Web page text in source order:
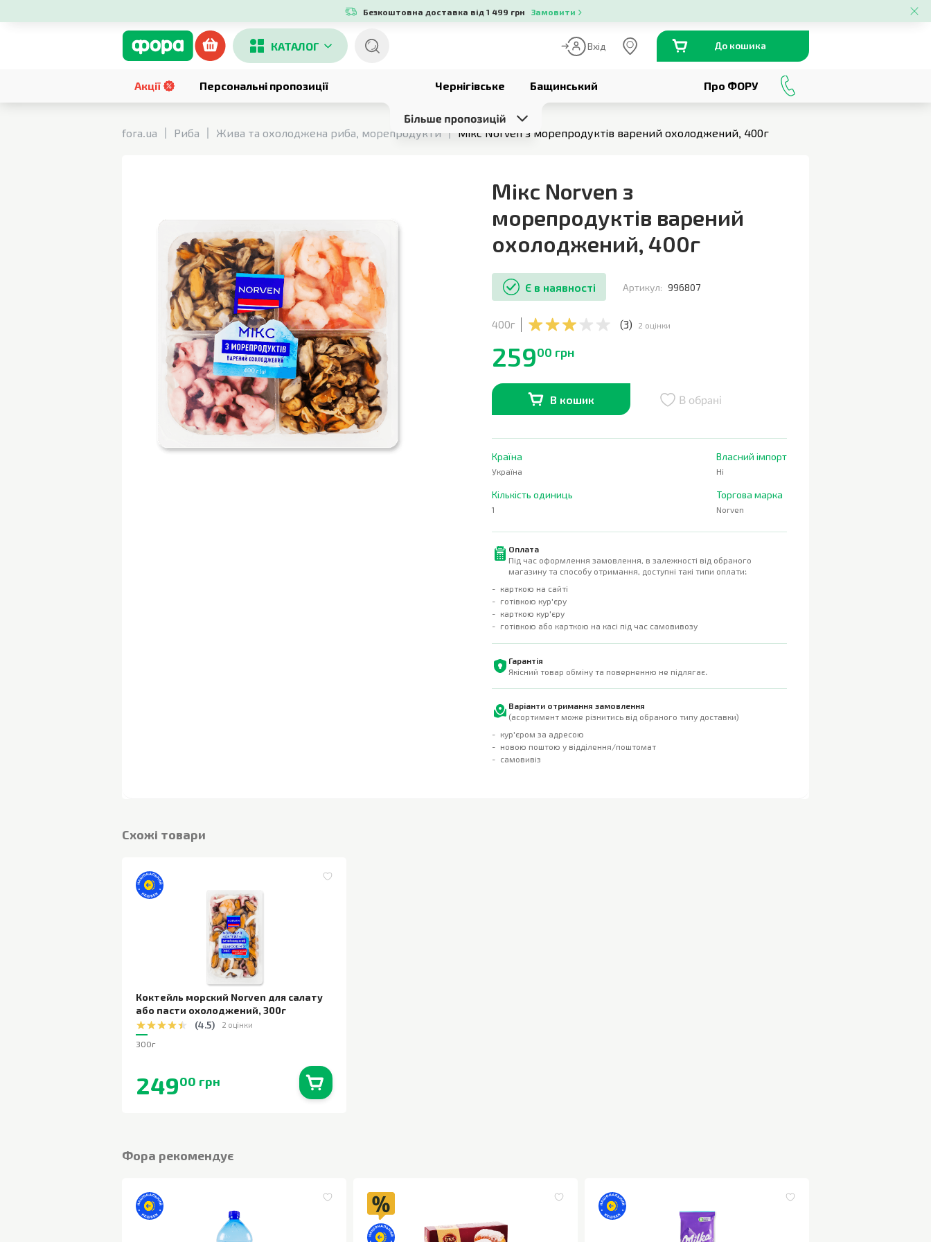
Безкоштовна доставка від 1 499 грн Замовити
КАТАЛОГ Вхід До кошика
Акції Персональні пропозиції Чернігівське Бащинський Про ФОРУ
fora.ua
Риба Жива та охолоджена риба, морепродукти Мікс Norven з морепродуктів варений охолоджений, 400г
Мікс Norven з
морепродуктів варений
охолоджений, 400г
Є в наявності Артикул: 996807
400г (3) 2 оцінки
25900 грн
В кошик В обрані
Країна
Україна
Власний імпорт
Ні
Кількість одиниць
1
Торгова марка
Norven
Оплата
Під час оформлення замовлення, в залежності від обраного
магазину та способу отримання, доступні такі типи оплати:
карткою на сайті
готівкою кур'єру
карткою кур'єру
готівкою або карткою на касі під час самовивозу
Гарантія
Якісний товар обміну та поверненню не підлягає.
Варіанти отримання замовлення
(асортимент може різнитись від обраного типу доставки)
кур'єром за адресою
новою поштою у відділення/поштомат
самовивіз
Cхожі товари
Коктейль морский Norven для салату
або пасти охолоджений, 300г
(4.5) 2 оцінки
300г
24900 грн
Фора рекомендує